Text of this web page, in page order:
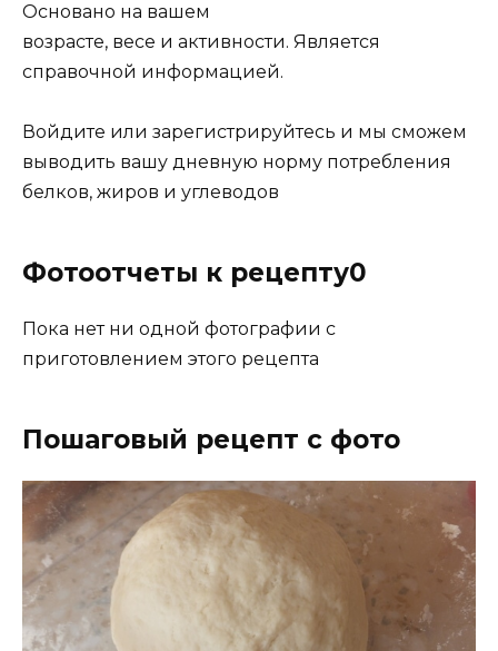
Основано на вашем
возрасте, весе и активности. Является
справочной информацией.
Войдите или зарегистрируйтесь и мы сможем
выводить вашу дневную норму потребления
белков, жиров и углеводов
Фотоотчеты к рецепту0
Пока нет ни одной фотографии с
приготовлением этого рецепта
Пошаговый рецепт с фото